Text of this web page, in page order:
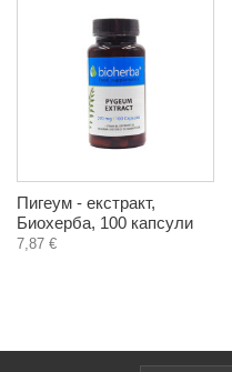
Пигеум - екстракт,
Биохерба, 100 капсули
7,87 €